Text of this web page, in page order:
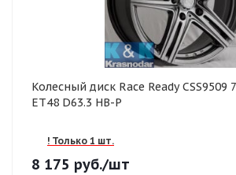
Колесный диск Race Ready CSS9509
ET48 D63.3 HB-P
! Только 1 шт.
8 175 руб./шт